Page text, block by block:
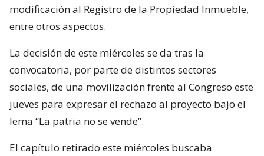
modificación al Registro de la Propiedad Inmueble,
entre otros aspectos.
La decisión de este miércoles se da tras la
convocatoria, por parte de distintos sectores
sociales, de una movilización frente al Congreso este
jueves para expresar el rechazo al proyecto bajo el
lema “La patria no se vende”.
El capítulo retirado este miércoles buscaba